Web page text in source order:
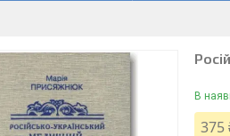
В
375